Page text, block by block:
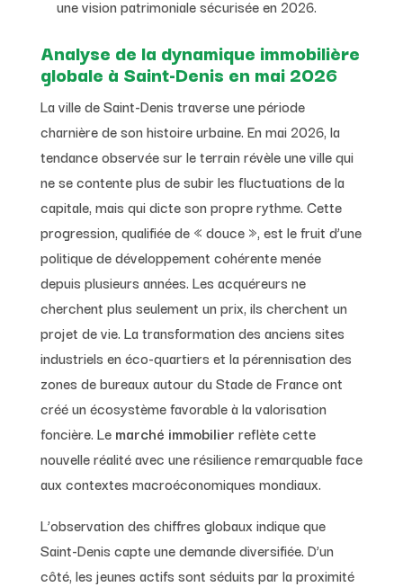
une vision patrimoniale sécurisée en 2026.
Analyse de la dynamique immobilière
globale à Saint-Denis en mai 2026
La ville de Saint-Denis traverse une période
charnière de son histoire urbaine. En mai 2026, la
tendance observée sur le terrain révèle une ville qui
ne se contente plus de subir les fluctuations de la
capitale, mais qui dicte son propre rythme. Cette
progression, qualifiée de « douce », est le fruit d’une
politique de développement cohérente menée
depuis plusieurs années. Les acquéreurs ne
cherchent plus seulement un prix, ils cherchent un
projet de vie. La transformation des anciens sites
industriels en éco-quartiers et la pérennisation des
zones de bureaux autour du Stade de France ont
créé un écosystème favorable à la valorisation
foncière. Le marché immobilier reflète cette
nouvelle réalité avec une résilience remarquable face
aux contextes macroéconomiques mondiaux.
L’observation des chiffres globaux indique que
Saint-Denis capte une demande diversifiée. D’un
côté, les jeunes actifs sont séduits par la proximité